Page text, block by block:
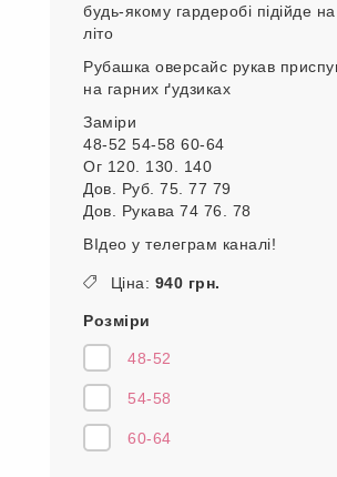
будь-якому гардеробі підійде
літо
Рубашка оверсайс рукав
на гарних ґудзиках
Заміри
48-52 54-58 60-64
Ог 120. 130. 140
Дов. Руб. 75. 77 79
Дов. Рукава 74 76. 78
ВІдео у телеграм каналі!
Ціна: 940 грн.
Розміри
48-52
54-58
60-64